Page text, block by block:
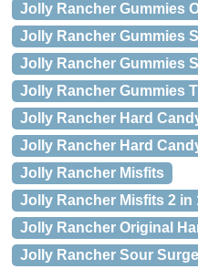
Jolly Rancher Gummies
Jolly Rancher Gummies
Jolly Rancher Gummies
Jolly Rancher Gummies
Jolly Rancher Hard
Jolly Rancher Hard
Jolly Rancher Misfits
Jolly Rancher Misfits 2 in
Jolly Rancher Original
Jolly Rancher Sour Surge